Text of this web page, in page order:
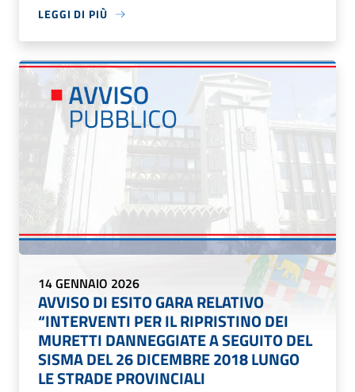
LEGGI DI PIÙ
14 GENNAIO 2026
AVVISO DI ESITO GARA RELATIVO
“INTERVENTI PER IL RIPRISTINO DEI
MURETTI DANNEGGIATE A SEGUITO DEL
SISMA DEL 26 DICEMBRE 2018 LUNGO
LE STRADE PROVINCIALI